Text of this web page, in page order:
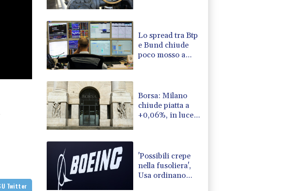
SU Twitter
Lo spread tra Btp
e Bund chiude
poco mosso a
Borsa: Milano
chiude piatta a
+0,06%, in luce
'Possibili crepe
nella fusoliera',
Usa ordinano